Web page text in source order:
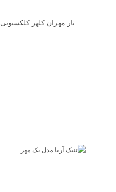
تار مهران کلهر کلکسیونی